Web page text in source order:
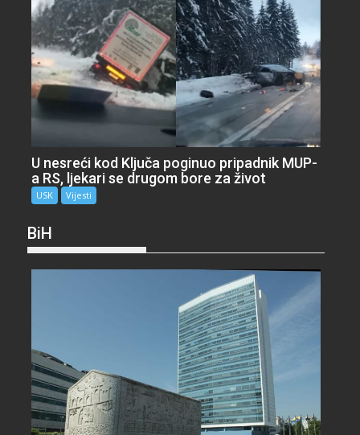
U nesreći kod Ključa poginuo pripadnik MUP-
a RS, ljekari se drugom bore za život
USK Vijesti
BiH